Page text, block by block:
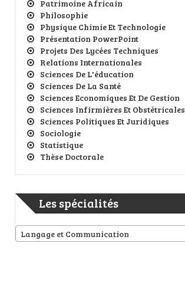
Patrimoine Africain
Philosophie
Physique Chimie Et Technologie
Présentation PowerPoint
Projets Des Lycées Techniques
Relations Internationales
Sciences De L'éducation
Sciences De La Santé
Sciences Economiques Et De Gestion
Sciences Infirmières Et Obstétricales
Sciences Politiques Et Juridiques
Sociologie
Statistique
Thèse Doctorale
Les spécialités
Langage et Communication